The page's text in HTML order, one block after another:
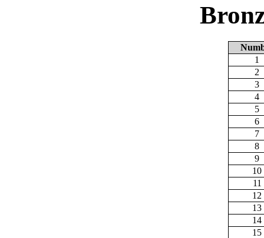
1
2
3
4
5
6
7
8
9
10
11
12
13
14
15